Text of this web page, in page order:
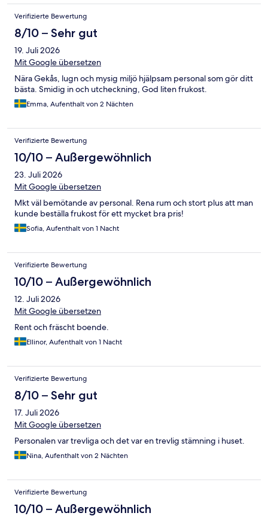
Verifizierte Bewertung
8/10 – Sehr gut
19. Juli 2026
Mit Google übersetzen
Nära Gekås, lugn och mysig miljö hjälpsam personal som gör ditt
bästa. Smidig in och utcheckning, God liten frukost.
Emma, Aufenthalt von 2 Nächten
Verifizierte Bewertung
10/10 – Außergewöhnlich
23. Juli 2026
Mit Google übersetzen
Mkt väl bemötande av personal. Rena rum och stort plus att man
kunde beställa frukost för ett mycket bra pris!
Sofia, Aufenthalt von 1 Nacht
Verifizierte Bewertung
10/10 – Außergewöhnlich
12. Juli 2026
Mit Google übersetzen
Rent och fräscht boende.
Ellinor, Aufenthalt von 1 Nacht
Verifizierte Bewertung
8/10 – Sehr gut
17. Juli 2026
Mit Google übersetzen
Personalen var trevliga och det var en trevlig stämning i huset.
Nina, Aufenthalt von 2 Nächten
Verifizierte Bewertung
10/10 – Außergewöhnlich